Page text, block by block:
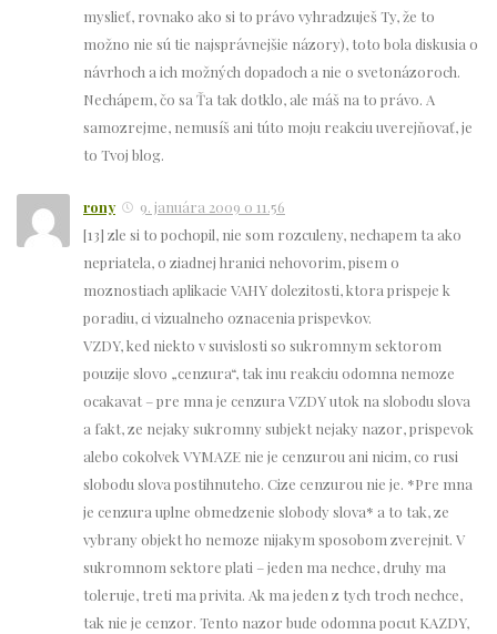
myslieť, rovnako ako si to právo vyhradzuješ Ty, že to
možno nie sú tie najsprávnejšie názory), toto bola diskusia o
návrhoch a ich možných dopadoch a nie o svetonázoroch.
Nechápem, čo sa Ťa tak dotklo, ale máš na to právo. A
samozrejme, nemusíš ani túto moju reakciu uverejňovať, je
to Tvoj blog.
rony
9. januára 2009 o 11.56
[13] zle si to pochopil, nie som rozculeny, nechapem ta ako
nepriatela, o ziadnej hranici nehovorim, pisem o
moznostiach aplikacie VAHY dolezitosti, ktora prispeje k
poradiu, ci vizualneho oznacenia prispevkov.
VZDY, ked niekto v suvislosti so sukromnym sektorom
pouzije slovo „cenzura“, tak inu reakciu odomna nemoze
ocakavat – pre mna je cenzura VZDY utok na slobodu slova
a fakt, ze nejaky sukromny subjekt nejaky nazor, prispevok
alebo cokolvek VYMAZE nie je cenzurou ani nicim, co rusi
slobodu slova postihnuteho. Cize cenzurou nie je. *Pre mna
je cenzura uplne obmedzenie slobody slova* a to tak, ze
vybrany objekt ho nemoze nijakym sposobom zverejnit. V
sukromnom sektore plati – jeden ma nechce, druhy ma
toleruje, treti ma privita. Ak ma jeden z tych troch nechce,
tak nie je cenzor. Tento nazor bude odomna pocut KAZDY,